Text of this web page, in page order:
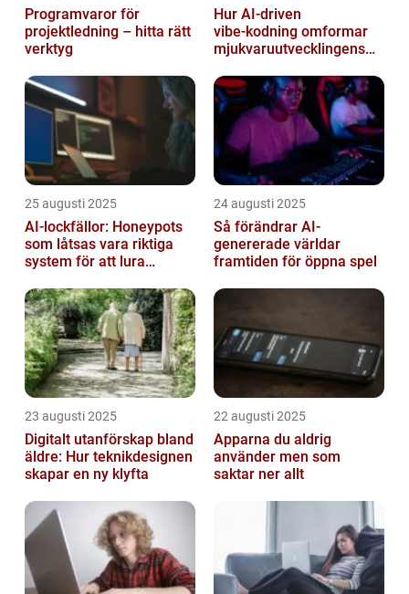
Programvaror för
projektledning – hitta rätt
verktyg
Hur AI‑driven
vibe‑kodning omformar
mjukvaruutvecklingens
25 augusti 2025
AI-lockfällor: Honeypots
som låtsas vara riktiga
system för att lura
24 augusti 2025
Så förändrar AI-
genererade världar
framtiden för öppna spel
23 augusti 2025
Digitalt utanförskap bland
äldre: Hur teknikdesignen
skapar en ny klyfta
22 augusti 2025
Apparna du aldrig
använder men som
saktar ner allt